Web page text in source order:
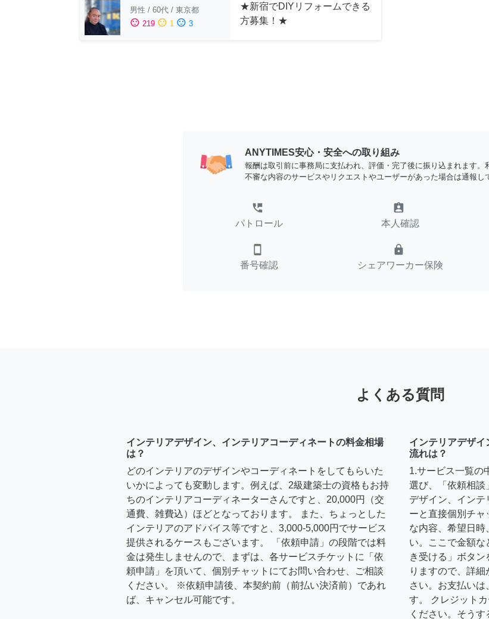
男性 / 60代 / 東京都
sentiment_satisfied 219 sentiment_neutral 1 sentiment_dissatisfied 3
★新宿でDIYリフォームできる
方募集！★
ANYTIMES安心・安全への取り組み
報酬は取引前に事務局に支払われ、評価・完了後に振り込まれます。
不審な内容のサービスやリクエストやユーザーがあった場合は通報し
perm_phone_msg
パトロール
assignment_ind
本人確認
smartphone
番号確認
lock
シェアワーカー保険
よくある質問
インテリアデザイン、インテリアコーディネートの料金相場
は？
どのインテリアのデザインやコーディネートをしてもらいた
いかによっても変動します。例えば、2級建築士の資格もお持
ちのインテリアコーディネーターさんですと、20,000円（交
通費、雑費込）ほどとなっております。 また、ちょっとした
インテリアのアドバイス等ですと、3,000-5,000円でサービス
提供されるケースもございます。 「依頼申請」の段階では料
金は発生しませんので、まずは、各サービスチケットに「依
頼申請」を頂いて、個別チャットにてお問い合わせ、ご相談
ください。 ※依頼申請後、本契約前（前払い決済前）であれ
ば、キャンセル可能です。
インテリアデザイ
流れは？
1.サービス一覧の
選び、「依頼相談
デザイン、インテ
ーと直接個別チャ
な内容、希望日時
い。ここで金額な
き受ける」ボタ
りますので、詳
さい。お支払いは
す。 クレジット
ください。そう